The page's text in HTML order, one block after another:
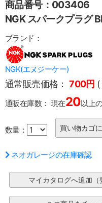
商品番号：003406
NGK スパークプラグ
ブランド：
NGK(エヌジーケー)
通常販売価格： 700円
通販在庫数： 現在20以上
数量：
ネオガレージの在庫確認